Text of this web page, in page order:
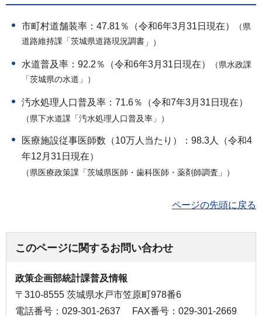
市町村道舗装率：47.81％（令和6年3月31日現在） （県
道路維持課「茨城県道路現況調書 」）
水道普及率：92.2％（令和6年3月31日現在） （県水政課
「茨城県の水道」）
汚水処理人口普及率：71.6％（令和7年3月31日現在）
（県下水道課「汚水処理人口普及率」）
医療施設従事医師数（10万人当たり）：98.3人（令和4
年12月31日現在）
（県医療政策課「茨城県医師・歯科医師・薬剤師調査」）
ページの先頭に戻る
このページに関するお問い合わせ
政策企画部統計課普及情報
〒310-8555 茨城県水戸市笠原町978番6
電話番号：029-301-2637
FAX番号：029-301-2669